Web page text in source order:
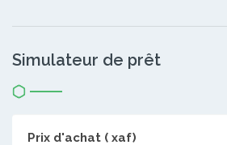
Simulateur de prêt
Prix d'achat ( xaf)